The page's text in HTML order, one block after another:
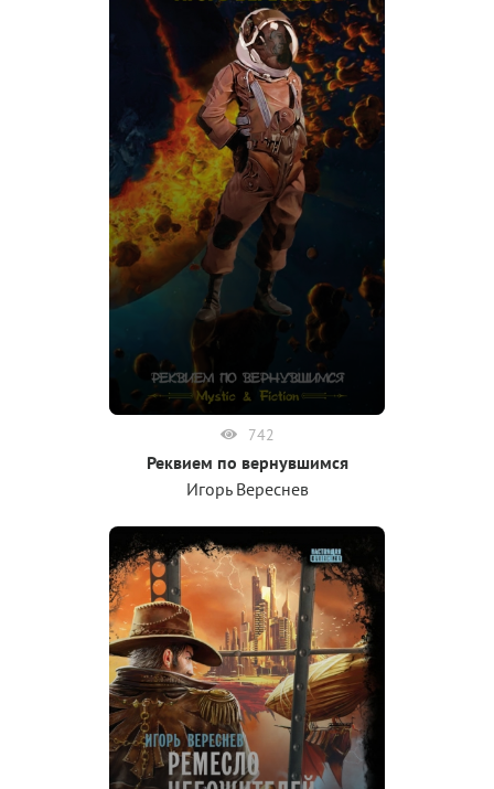
742
Реквием по вернувшимся
Игорь Вереснев